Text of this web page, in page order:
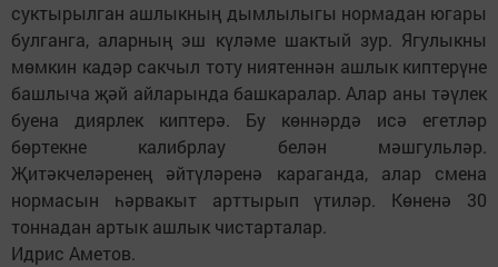
суктырылган ашлыкның дымлылыгы нормадан югары
булганга, аларның эш күләме шактый зур. Ягулыкны
мөмкин кадәр сакчыл тоту ниятеннән ашлык киптерүне
башлыча җәй айларында башкаралар. Алар аны тәүлек
буена диярлек киптерә. Бу көннәрдә исә егетләр
бөртекне калибрлау белән мәшгульләр.
Җитәкчеләренең әйтүләренә караганда, алар смена
нормасын һәрвакыт арттырып үтиләр. Көненә 30
тоннадан артык ашлык чистарталар.
Идрис Аметов.